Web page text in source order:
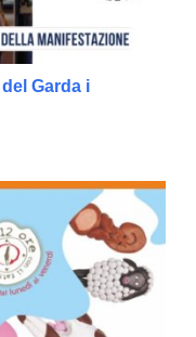
Garda i